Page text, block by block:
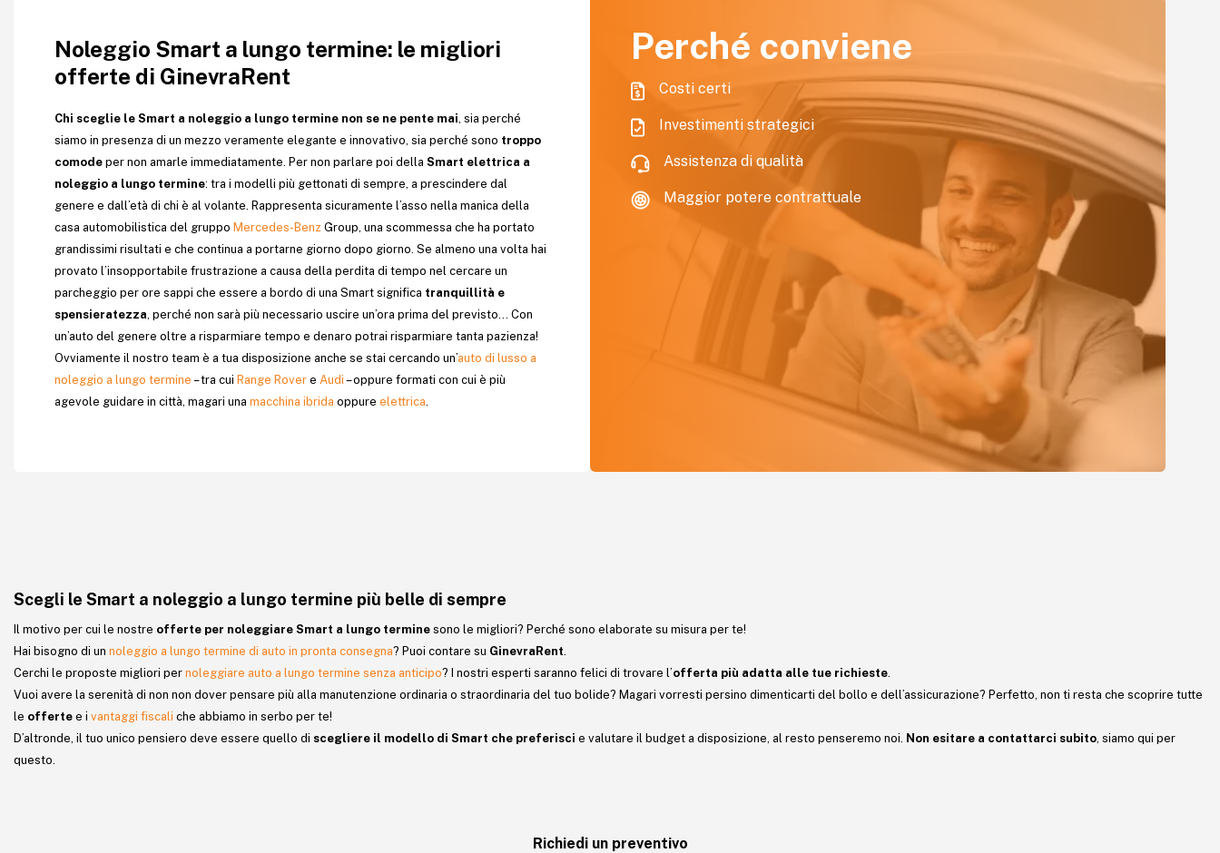
Noleggio Smart a lungo termine: le migliori
offerte di GinevraRent
Chi sceglie le Smart a noleggio a lungo termine non se ne pente mai, sia perché
siamo in presenza di un mezzo veramente elegante e innovativo, sia perché sono troppo
comode per non amarle immediatamente. Per non parlare poi della Smart elettrica a
noleggio a lungo termine: tra i modelli più gettonati di sempre, a prescindere dal
genere e dall’età di chi è al volante. Rappresenta sicuramente l’asso nella manica della
casa automobilistica del gruppo Mercedes-Benz Group, una scommessa che ha portato
grandissimi risultati e che continua a portarne giorno dopo giorno. Se almeno una volta hai
provato l’insopportabile frustrazione a causa della perdita di tempo nel cercare un
parcheggio per ore sappi che essere a bordo di una Smart significa tranquillità e
spensieratezza, perché non sarà più necessario uscire un’ora prima del previsto… Con
un’auto del genere oltre a risparmiare tempo e denaro potrai risparmiare tanta pazienza!
Ovviamente il nostro team è a tua disposizione anche se stai cercando un’auto di lusso a
noleggio a lungo termine – tra cui Range Rover e Audi – oppure formati con cui è più
agevole guidare in città, magari una macchina ibrida oppure elettrica.
Perché conviene
Costi certi
Investimenti strategici
Assistenza di qualità
Maggior potere contrattuale
Scegli le Smart a noleggio a lungo termine più belle di sempre
Il motivo per cui le nostre offerte per noleggiare Smart a lungo termine sono le migliori? Perché sono elaborate su misura per te!
Hai bisogno di un noleggio a lungo termine di auto in pronta consegna? Puoi contare su GinevraRent.
Cerchi le proposte migliori per noleggiare auto a lungo termine senza anticipo? I nostri esperti saranno felici di trovare l’offerta più adatta alle tue richieste.
Vuoi avere la serenità di non non dover pensare più alla manutenzione ordinaria o straordinaria del tuo bolide? Magari vorresti persino dimenticarti del bollo e dell’assicurazione? Perfetto, non ti resta che scoprire tutte
le offerte e i vantaggi fiscali che abbiamo in serbo per te!
D’altronde, il tuo unico pensiero deve essere quello di scegliere il modello di Smart che preferisci e valutare il budget a disposizione, al resto penseremo noi. Non esitare a contattarci subito, siamo qui per
questo.
Richiedi un preventivo